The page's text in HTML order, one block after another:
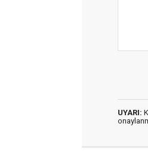
UYARI: